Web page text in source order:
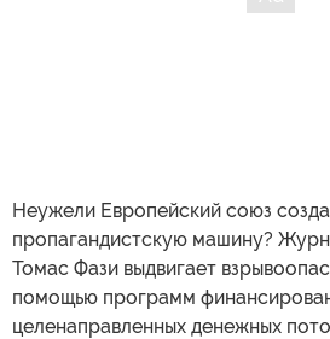
Неужели Европейский союз
пропагандистскую машину?
Томас Фази выдвигает
помощью программ
целенаправленных денежных